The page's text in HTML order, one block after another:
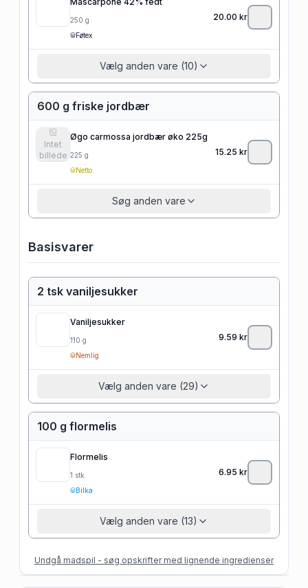
250 g
Føtex
20.00 kr
Vælg anden vare (10)
600 g friske jordbær
Intet
billede
Øgo carmossa jordbær øko 225g
225 g
Netto
15.25 kr
Søg anden vare
Basisvarer
2 tsk vaniljesukker
Vaniljesukker
110 g
Nemlig
9.59 kr
Vælg anden vare (29)
100 g flormelis
Flormelis
1 stk
Bilka
6.95 kr
Vælg anden vare (13)
Undgå madspil - søg opskrifter med lignende ingredienser